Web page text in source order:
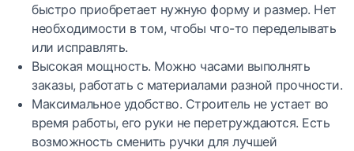
быстро приобретает нужную форму и размер. Нет
необходимости в том, чтобы что-то переделывать
или исправлять.
Высокая мощность. Можно часами выполнять
заказы, работать с материалами разной прочности.
Максимальное удобство. Строитель не устает во
время работы, его руки не перетруждаются. Есть
возможность сменить ручки для лучшей